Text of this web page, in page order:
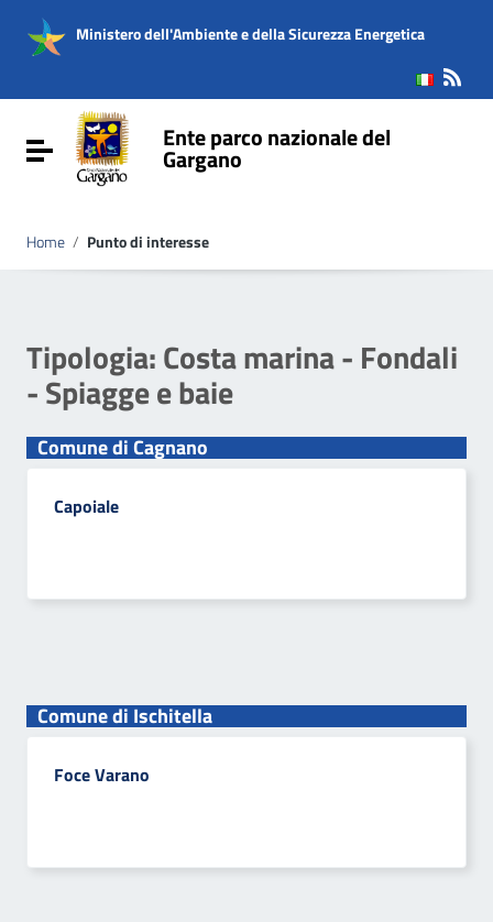
Vai al menu di navigazione
Vai al footer
Ministero dell'Ambiente e della Sicurezza Energetica
Attiva / disattiva la navigazioneEnte parco nazionale del
Gargano
Home / Punto di interesse
Tipologia:Costa marina - Fondali
- Spiagge e baie
Comune di Cagnano
Capoiale
Comune di Ischitella
Foce Varano